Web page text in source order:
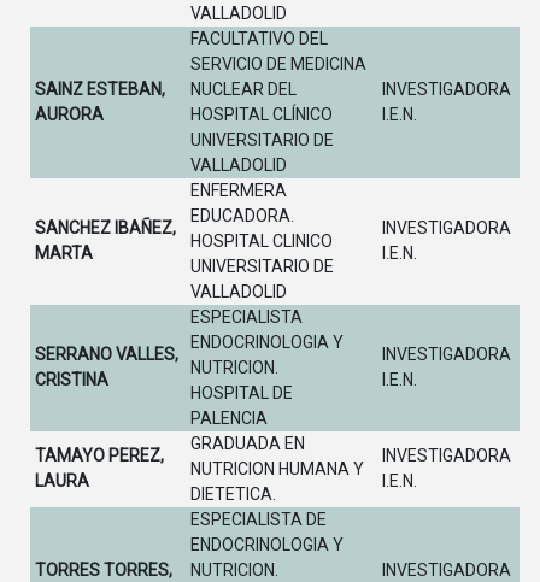
VALLADOLID
SAINZ ESTEBAN,
AURORA
FACULTATIVO DEL
SERVICIO DE MEDICINA
NUCLEAR DEL
HOSPITAL CLÍNICO
UNIVERSITARIO DE
VALLADOLID
INVESTIGADORA
I.E.N.
SANCHEZ IBAÑEZ,
MARTA
ENFERMERA
EDUCADORA.
HOSPITAL CLINICO
UNIVERSITARIO DE
VALLADOLID
INVESTIGADORA
I.E.N.
SERRANO VALLES,
CRISTINA
ESPECIALISTA
ENDOCRINOLOGIA Y
NUTRICION.
HOSPITAL DE
PALENCIA
INVESTIGADORA
I.E.N.
TAMAYO PEREZ,
LAURA
GRADUADA EN
NUTRICION HUMANA Y
DIETETICA.
INVESTIGADORA
I.E.N.
TORRES TORRES,
ESPECIALISTA DE
ENDOCRINOLOGIA Y
NUTRICION.
INVESTIGADORA